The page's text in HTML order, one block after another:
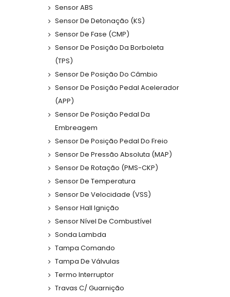
Sensor ABS
Sensor De Detonação (KS)
Sensor De Fase (CMP)
Sensor De Posição Da Borboleta
(TPS)
Sensor De Posição Do Câmbio
Sensor De Posição Pedal Acelerador
(APP)
Sensor De Posição Pedal Da
Embreagem
Sensor De Posição Pedal Do Freio
Sensor De Pressão Absoluta (MAP)
Sensor De Rotação (PMS-CKP)
Sensor De Temperatura
Sensor De Velocidade (VSS)
Sensor Hall Ignição
Sensor Nível De Combustível
Sonda Lambda
Tampa Comando
Tampa De Válvulas
Termo Interruptor
Travas C/ Guarnição